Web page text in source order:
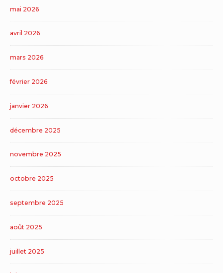
mai 2026
avril 2026
mars 2026
février 2026
janvier 2026
décembre 2025
novembre 2025
octobre 2025
septembre 2025
août 2025
juillet 2025